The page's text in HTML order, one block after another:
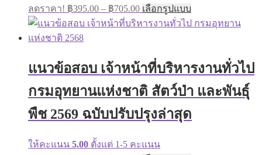
ลดราคา! ฿395.00 – ฿705.00Price
range:
฿395.00
เลือกรูปแบบ
product
has
options
be
chosen
on
the
แนวข้อสอบ เจ้าหน้าที่บริหารงานทั่วไป
กรมอุทยานแห่งชาติ สัตว์ป่า และพันธุ์
พืช 2569 ฉบับปรับปรุงล่าสุด
ให้คะแนน 5.00 ตั้งแต่ 1-5 คะแนน